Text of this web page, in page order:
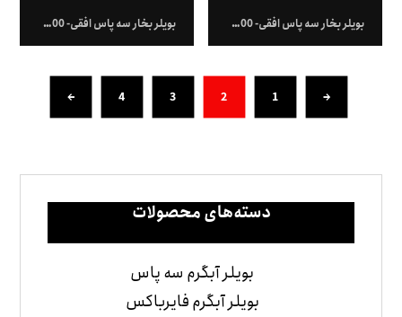
بویلر بخار سه پاس افقی- 2500 کیلوگرم بر ساعت بویلر بخار سه پاس افقی- 27,000 کیلوگرم بر ساعت
→
1
2
3
4
←
دسته‌های محصولات
بویلر آبگرم سه پاس
بویلر آبگرم فایرباکس